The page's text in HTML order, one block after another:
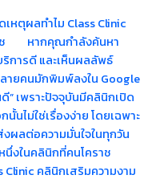
หตุผลทำไม Class Clinic
าช หากคุณกำลังค้นหา
ริการดี และเห็นผลลัพธ์
ยคนมักพิมพ์ลงใน Google
” เพราะปัจจุบันมีคลินิกเปิด
นไม่ใช่เรื่องง่าย โดยเฉพาะ
ผลต่อความมั่นใจในทุกวัน
งในคลินิกที่คนโคราช
คลินิกเสริมความงาม